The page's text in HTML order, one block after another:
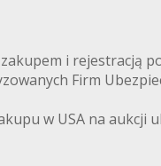
i rejestracją
Firm
w USA na aukcji